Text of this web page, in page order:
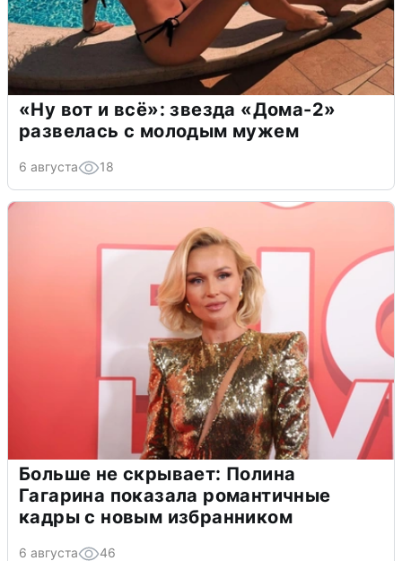
«Ну вот и всё»: звезда «Дома-2»
развелась с молодым мужем
6 августа 18
Больше не скрывает: Полина
Гагарина показала романтичные
кадры с новым избранником
6 августа 46